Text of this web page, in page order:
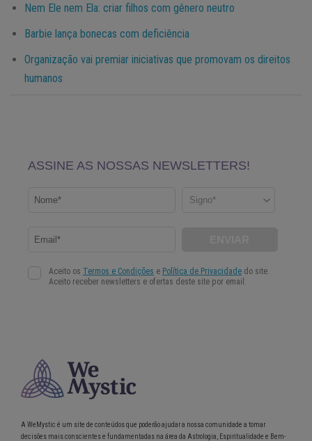
Nem Ele nem Ela: criar filhos com gênero neutro
Barbie lança bonecas com deficiência
Organização vai premiar iniciativas que promovam os direitos
humanos
A WeMystic é um site de conteúdos que poderão ajudar a nossa comunidade a tomar
decisões mais conscientes e fundamentadas na área da Astrologia, Espiritualidade e Bem-